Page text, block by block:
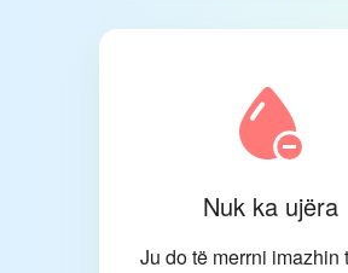
Nuk ka ujëra
Ju do të merrni imazhin